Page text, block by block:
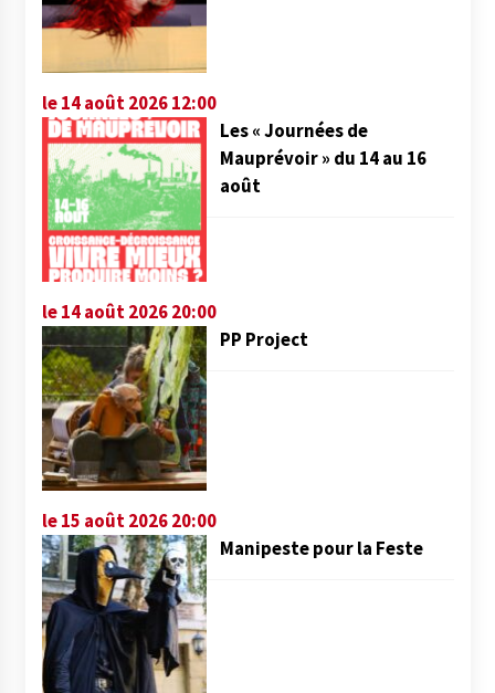
le 14 août 2026 12:00
Les « Journées de
Mauprévoir » du 14 au 16
août
le 14 août 2026 20:00
PP Project
le 15 août 2026 20:00
Manipeste pour la Feste